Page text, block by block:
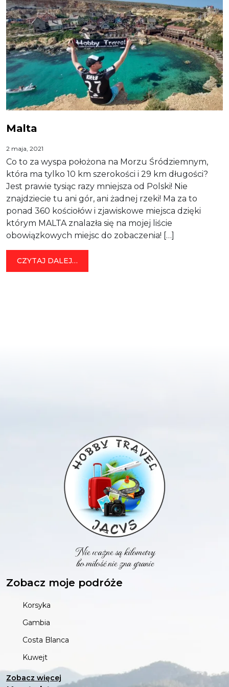
Malta
2 maja, 2021
Co to za wyspa położona na Morzu Śródziemnym,
która ma tylko 10 km szerokości i 29 km długości?
Jest prawie tysiąc razy mniejsza od Polski! Nie
znajdziecie tu ani gór, ani żadnej rzeki! Ma za to
ponad 360 kościołów i zjawiskowe miejsca dzięki
którym MALTA znalazła się na mojej liście
obowiązkowych miejsc do zobaczenia! […]
CZYTAJ DALEJ…
Nie ważne są kilometry
bo miłość nie zna granic
Zobacz moje podróże
Korsyka
Gambia
Costa Blanca
Kuwejt
Zobacz więcej